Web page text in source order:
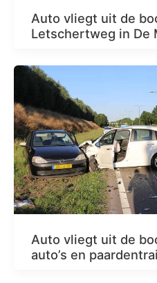
Auto vliegt uit de
Letschertweg in De
Auto vliegt uit de
auto’s en